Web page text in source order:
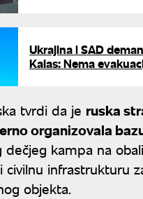
Ukrajina i SAD
Kalas: Nema
tvrdi da je ruska
organizovala
kampa na
civilnu infrastrukturu
objekta.